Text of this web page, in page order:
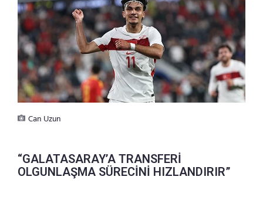
Can Uzun
“GALATASARAY’A TRANSFERİ
OLGUNLAŞMA SÜRECİNİ HIZLANDIRIR”